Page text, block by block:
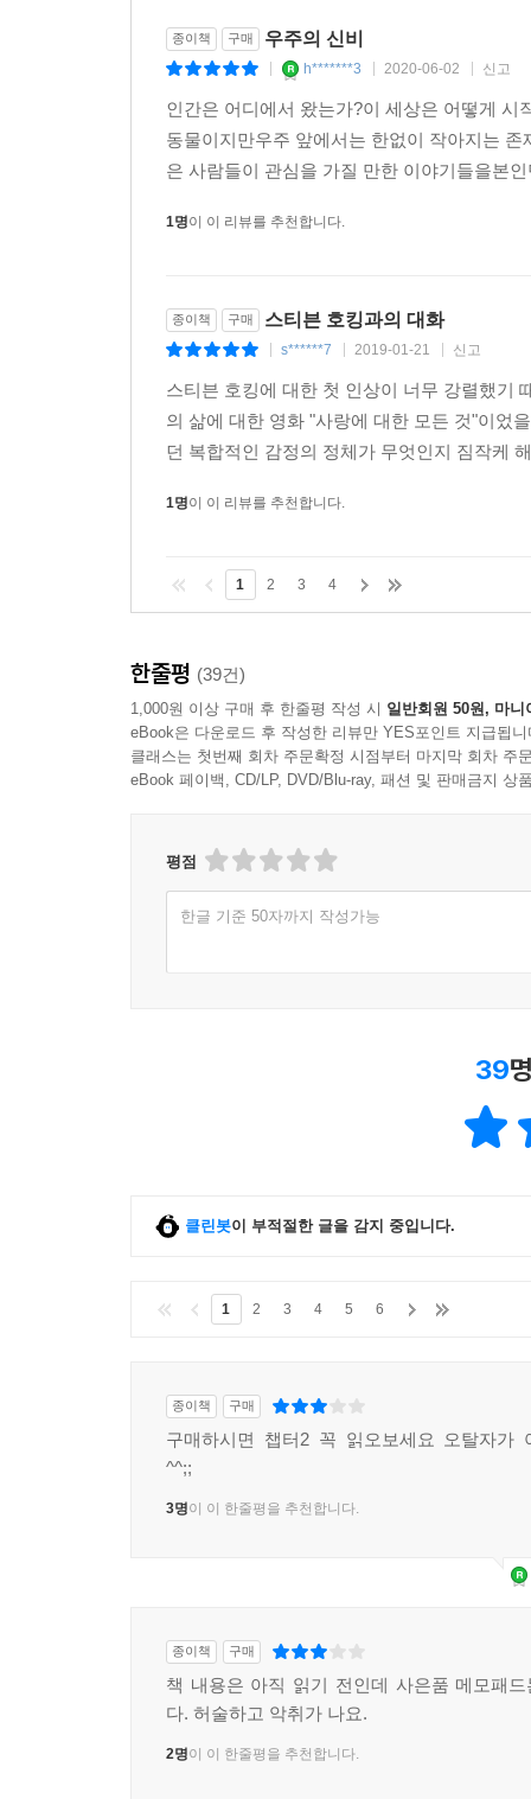
종이책 구매 우주의 신비
h*******3 2020-06-02 신고
인간은 어디에서 왔는가?이 세상은 어떻게
동물이지만우주 앞에서는 한없이 작아지는
은 사람들이 관심을 가질 만한 이야기들을본
1명이 이 리뷰를 추천합니다.
종이책 구매 스티븐 호킹과의 대화
s******7 2019-01-21 신고
스티븐 호킹에 대한 첫 인상이 너무 강렬했기
의 삶에 대한 영화 "사랑에 대한 모든 것"이었
던 복합적인 감정의 정체가 무엇인지 짐작케
1명이 이 리뷰를 추천합니다.
1 2 3 4
한줄평 (39건)
1,000원 이상 구매 후 한줄평 작성 시 일반회원 50원, 마니
eBook은 다운로드 후 작성한 리뷰만 YES포인트 지급됩니
클래스는 첫번째 회차 주문확정 시점부터 마지막 회차 주
eBook 페이백, CD/LP, DVD/Blu-ray, 패션 및 판매금지 상
평점
한글 기준 50자까지 작성가능
39
클린봇이 부적절한 글을 감지 중입니다.
1 2 3 4 5 6
종이책 구매
구매하시면 챕터2 꼭 읽오보세요 오탈자가
^^;;
3명이 이 한줄평을 추천합니다.
종이책 구매
책 내용은 아직 읽기 전인데 사은품 메모패
다. 허술하고 악취가 나요.
2명이 이 한줄평을 추천합니다.